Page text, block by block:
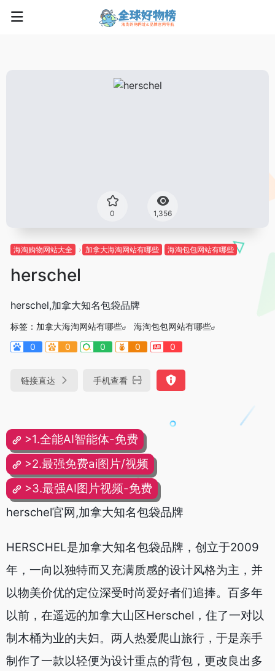
0 1,356
海淘购物网站大全 加拿大海淘网站有哪些 海淘包包网站有哪些
herschel
herschel,加拿大知名包袋品牌
标签： 加拿大海淘网站有哪些
海淘包包网站有哪些
0
0 0 0 0
链接直达 手机查看
>1.全能AI智能体-免费
>2.最强免费ai图片/视频
>3.最强AI图片视频-免费
herschel官网,加拿大知名包袋品牌
HERSCHEL是加拿大知名包袋品牌，创立于2009
年，一向以独特而又充满质感的设计风格为主，并
以物美价优的定位深受时尚爱好者们追捧。百多年
以前，在遥远的加拿大山区Herschel，住了一对以
制木桶为业的夫妇。两人热爱爬山旅行，于是亲手
制作了一款以轻便为设计重点的背包，更改良出多